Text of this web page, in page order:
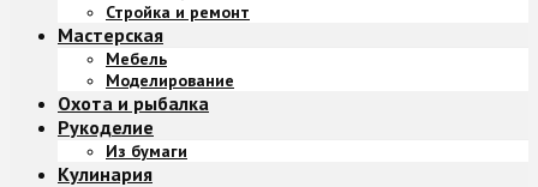
Стройка и ремонт
Мастерская
Мебель
Моделирование
Охота и рыбалка
Рукоделие
Из бумаги
Кулинария